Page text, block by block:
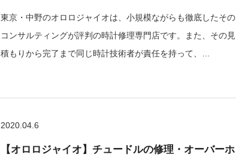
東京・中野のオロロジャイオは、小規模ながらも徹底したその
コンサルティングが評判の時計修理専門店です。また、その見
積もりから完了まで同じ時計技術者が責任を持って、…
2020.04.6
【オロロジャイオ】チュードルの修理・オーバーホ